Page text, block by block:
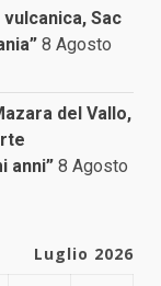
Sac
8 Agosto
del Vallo,
anni” 8 Agosto
Luglio 2026